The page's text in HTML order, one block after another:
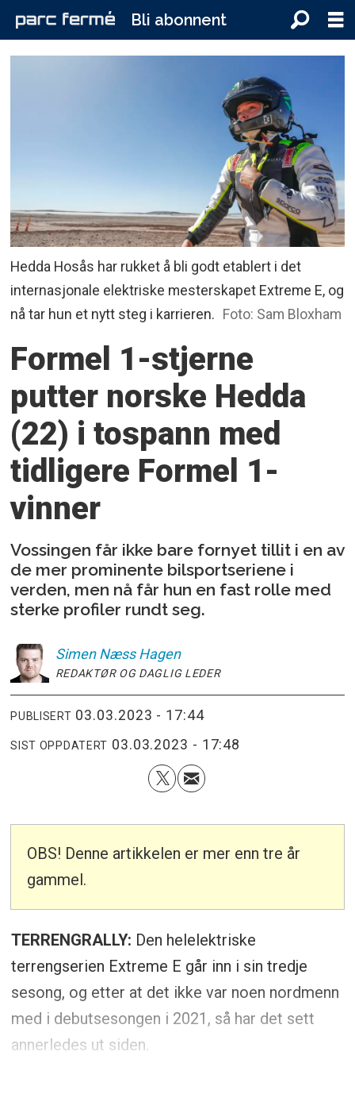
Bli abonnent
Hedda Hosås har rukket å bli godt etablert i det
internasjonale elektriske mesterskapet Extreme E, og
nå tar hun et nytt steg i karrieren. Foto: Sam Bloxham
Formel 1-stjerne
putter norske Hedda
(22) i tospann med
tidligere Formel 1-
vinner
Vossingen får ikke bare fornyet tillit i en av
de mer prominente bilsportseriene i
verden, men nå får hun en fast rolle med
sterke profiler rundt seg.
Simen Næss Hagen
REDAKTØR OG DAGLIG LEDER
PUBLISERT 03.03.2023 - 17:44
SIST OPPDATERT 03.03.2023 - 17:48
OBS! Denne artikkelen er mer enn tre år
gammel.
TERRENGRALLY: Den helelektriske
terrengserien Extreme E går inn i sin tredje
sesong, og etter at det ikke var noen nordmenn
med i debutsesongen i 2021, så har det sett
annerledes ut siden.